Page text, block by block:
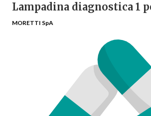
Lampadina diagnostica 1
MORETTI SpA